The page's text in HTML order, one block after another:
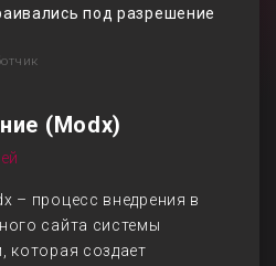
под разрешение
(Modx)
– процесс внедрения в
сайта системы
которая создает